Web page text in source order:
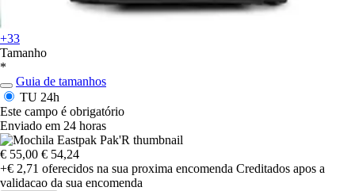
+33
Tamanho
*
Guia de tamanhos
TU 24h
Este campo é obrigatório
Enviado em 24 horas
€ 55,00 € 54,24
+€ 2,71 oferecidos na sua proxima encomenda Creditados apos a
validacao da sua encomenda